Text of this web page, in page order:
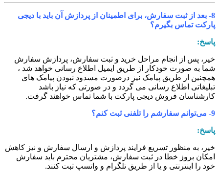
8- بعد از ثبت سفارش، برای اطمینان از پردازش آن باید با دیجی
تماس بگیرم؟
یر، پس از انجام مراحل خرید و ثبت سفارش، پردازش سفارش
به صورت خودکار از طریق ایمیل اطلاع‏ رسانی خواهد شد ،
از طریق پیامک نیز درصورت مسدود نبودن پیامک های
اطلاع رسانی می گردد و در صورتی که نیاز باشد
فروش دیجی پارکت با شما تماس خواهند گرفت.
به منظور تسریع فرایند پردازش و ارسال سفارش و نیز کاهش
بروز خطا در ثبت سفارش، مشتریان محترم ‏باید سفارش
را اینترنتی و یا از طریق تلگرام و واتسپ ثبت کنند.